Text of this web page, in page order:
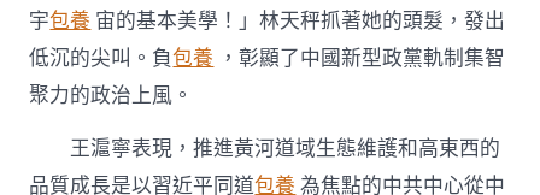
養
網
心
誇
大
深
宇包養 宙的基本美學！」林天秤抓著她的頭髮，發出
低沉的尖叫。負包養 ，彰顯了中國新型政黨軌制集智
聚力的政治上風。
王滬寧表現，推進黃河道域生態維護和高東西的
品質成長是以習近平同道包養 為焦點的中共中心從中